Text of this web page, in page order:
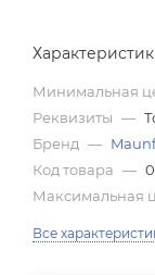
Минимальная
Реквизиты —
Бренд —
Код товара —
Максимальная
Все